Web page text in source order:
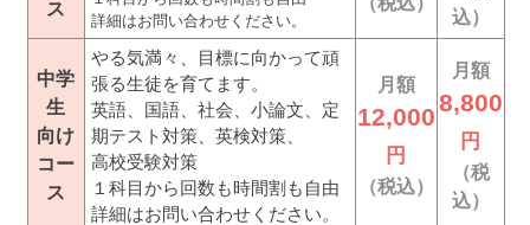
ス
詳細はお問い合わせください。
込）
中学
生
向け
コー
ス
やる気満々、目標に向かって頑
張る生徒を育てます。
英語、国語、社会、小論文、定
期テスト対策、英検対策、
高校受験対策
１科目から回数も時間割も自由
詳細はお問い合わせください。
月額
12,000
円
（税込）
月額
8,800
円
（税
込）